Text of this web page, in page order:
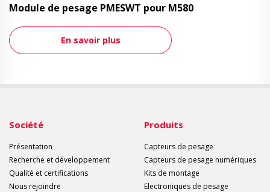
Module de pesage PMESWT pour M580
En savoir plus
Société
Présentation
Recherche et développement
Qualité et certifications
Nous rejoindre
Produits
Capteurs de pesage
Capteurs de pesage numériques
Kits de montage
Electroniques de pesage